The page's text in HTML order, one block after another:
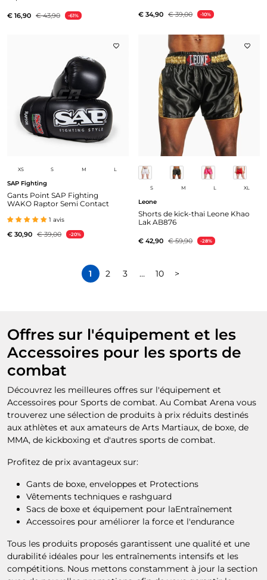
€ 16,90 € 43,90 -61% € 34,90 € 39,00 -10%
XS S M L
SAP Fighting
Gants Point SAP Fighting
WAKO Raptor Semi Contact
1 avis
€ 30,90 € 39,00 -20%
S M L XL
Leone
Shorts de kick-thai Leone Khao
Lak AB876
€ 42,90 € 59,90 -28%
1 2 3 … 10 >
Offres sur l'équipement et les
Accessoires pour les sports de
combat
Découvrez les meilleures offres sur l'équipement et
Accessoires pour Sports de combat. Au Combat Arena vous
trouverez une sélection de produits à prix réduits destinés
aux athlètes et aux amateurs de Arts Martiaux, de boxe, de
MMA, de kickboxing et d'autres sports de combat.
Profitez de prix avantageux sur:
Gants de boxe, enveloppes et Protections
Vêtements techniques e rashguard
Sacs de boxe et équipement pour laEntraînement
Accessoires pour améliorer la force et l'endurance
Tous les produits proposés garantissent une qualité et une
durabilité idéales pour les entraînements intensifs et les
compétitions. Nous mettons constamment à jour la section